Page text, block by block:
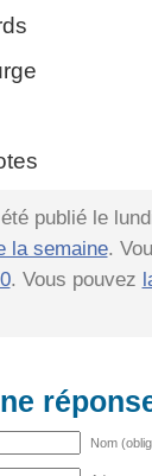
publié le
la semaine.
. Vous pouvez
Nom